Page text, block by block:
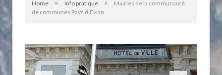
Home » Info pratique »
Mairies de la communauté
de communes Pays d’Evian